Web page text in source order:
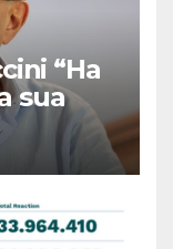
“Ha
sua